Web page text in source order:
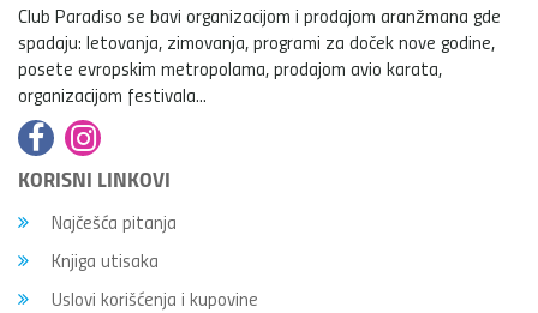
Club Paradiso se bavi organizacijom i prodajom aranžmana gde
spadaju: letovanja, zimovanja, programi za doček nove godine,
posete evropskim metropolama, prodajom avio karata,
organizacijom festivala...
KORISNI LINKOVI
Najčešća pitanja
Knjiga utisaka
Uslovi korišćenja i kupovine